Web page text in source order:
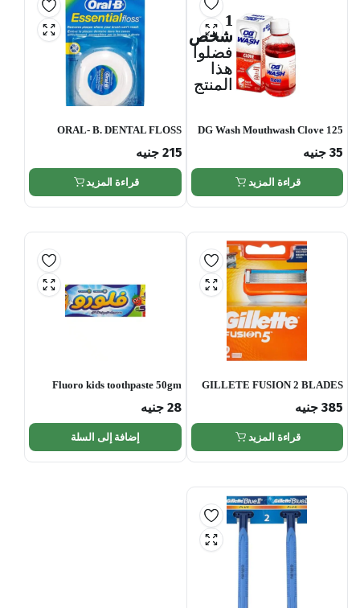
1
شخص
فضلوا
هذا
المنتج
DG Wash Mouthwash Clove 125
35 جنيه
قراءة المزيد
ORAL- B. DENTAL FLOSS
215 جنيه
قراءة المزيد
GILLETE FUSION 2 BLADES
385 جنيه
قراءة المزيد
Fluoro kids toothpaste 50gm
28 جنيه
إضافة إلى السلة